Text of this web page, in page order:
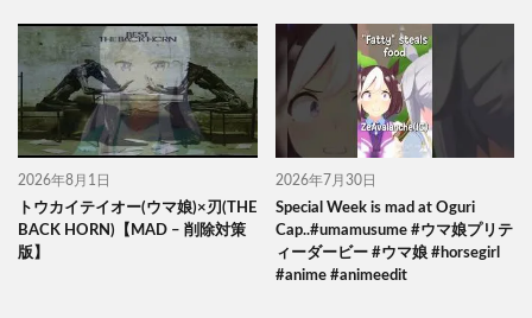
2026年8月1日
トウカイテイオー(ウマ娘)×刃(THE
BACK HORN)【MAD – 削除対策
版】
2026年7月30日
Special Week is mad at Oguri
Cap..#umamusume #ウマ娘プリテ
ィーダービー #ウマ娘 #horsegirl
#anime #animeedit